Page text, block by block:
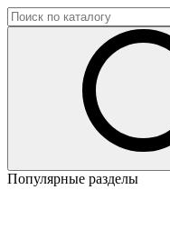
Популярные разделы